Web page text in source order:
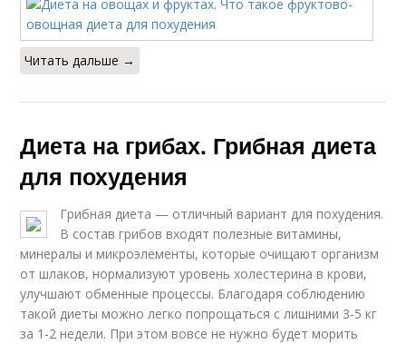
Читать дальше →
Диета на грибах. Грибная диета
для похудения
Грибная диета — отличный вариант для похудения.
В состав грибов входят полезные витамины,
минералы и микроэлементы, которые очищают организм
от шлаков, нормализуют уровень холестерина в крови,
улучшают обменные процессы. Благодаря соблюдению
такой диеты можно легко попрощаться с лишними 3-5 кг
за 1-2 недели. При этом вовсе не нужно будет морить